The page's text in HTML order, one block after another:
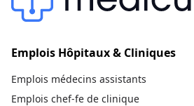
Emplois Hôpitaux & Cliniques
Emplois médecins assistants
Emplois chef-fe de clinique